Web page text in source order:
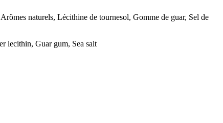
naturels, Lécithine de tournesol, Gomme de guar, Sel de
lecithin, Guar gum, Sea salt